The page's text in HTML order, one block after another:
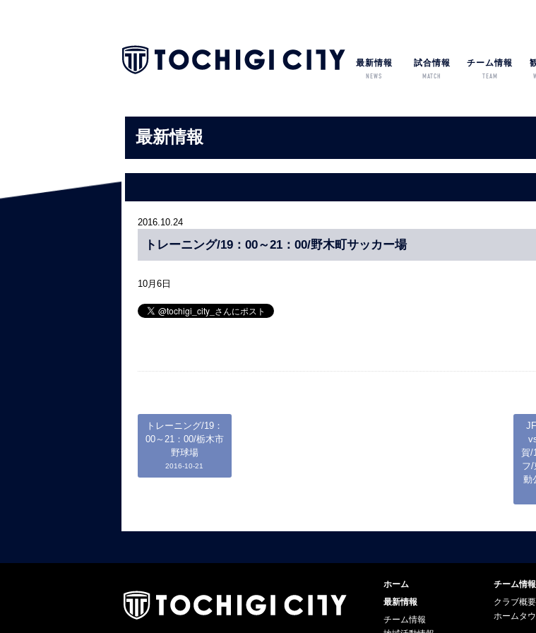
最新情報
NEWS
試合情報
MATCH
チーム情報
TEAM
最新情報
2016.10.24
トレーニング/19：00～21：00/野木町サッカー場
10月6日
トレーニング/19：
00～21：00/栃木市
野球場
2016-10-21
賀/
フ/
動
ホーム
最新情報
チーム情報
チーム情報
クラブ概要
ホームタ